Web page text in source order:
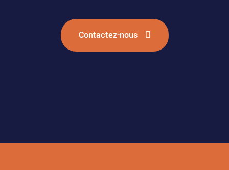
Contactez-nous